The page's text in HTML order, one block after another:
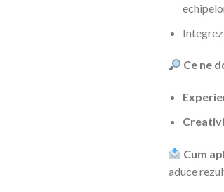
Ce ne
Cum
aduce